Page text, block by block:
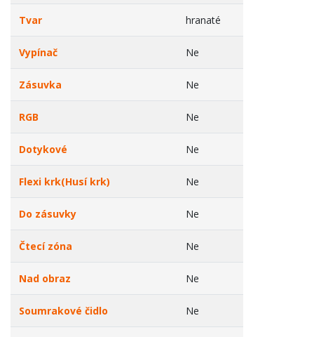
Tvar hranaté
Vypínač Ne
Zásuvka Ne
RGB Ne
Dotykové Ne
Flexi krk(Husí krk) Ne
Do zásuvky Ne
Čtecí zóna Ne
Nad obraz Ne
Soumrakové čidlo Ne